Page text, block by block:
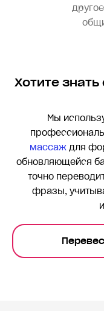
Хотите
Мы
массаждля
обновляющейся
точно
фразы,